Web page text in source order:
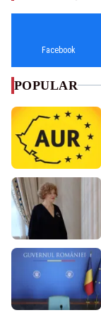
Facebook
POPULAR